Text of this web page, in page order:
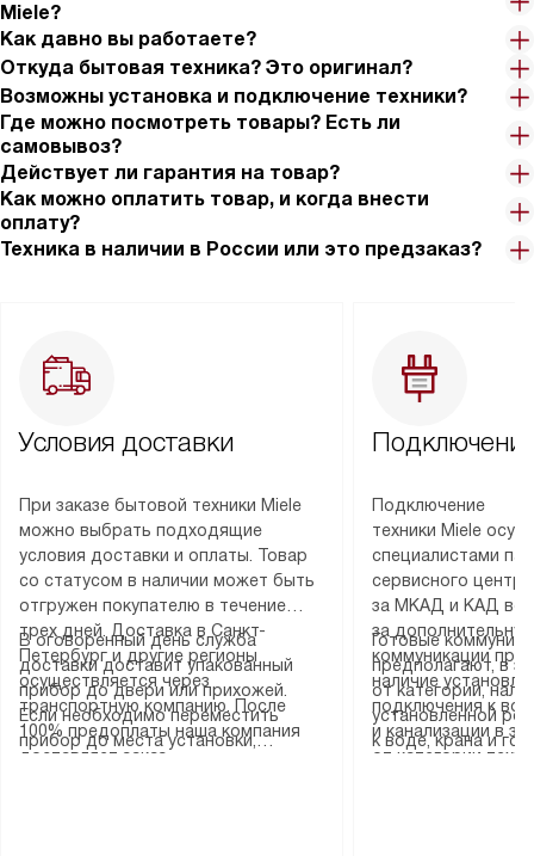
Miele?
Как давно вы работаете?
Откуда бытовая техника? Это оригинал?
Возможны установка и подключение техники?
Где можно посмотреть товары? Есть ли
самовывоз?
Действует ли гарантия на товар?
Как можно оплатить товар, и когда внести
оплату?
Техника в наличии в России или это предзаказ?
Условия доставки
При заказе бытовой техники Miele
можно выбрать подходящие
условия доставки и оплаты. Товар
со статусом в наличии может быть
отгружен покупателю в течение
трех дней. Доставка в Санкт-
Петербург и другие регионы
осуществляется через
транспортную компанию. После
100% предоплаты наша компания
доставляет заказ
В оговоренный день служба
доставки доставит упакованный
прибор до двери или прихожей.
Если необходимо переместить
прибор до места установки,
Подключение
техники Miele
специалистами
сервисного
за МКАД и КАД
за
коммуникации
наличие
подключения к
и канализации в
от категории
Готовые
предполагают, в
от категории,
установленной
к воде, крана и